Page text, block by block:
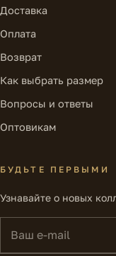
Доставка
Оплата
Возврат
Как выбрать размер
Вопросы и ответы
Оптовикам
БУДЬТЕ ПЕРВЫМИ
Узнавайте о новых